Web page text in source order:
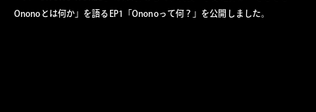
Ononoとは何か」を語るEP1「Ononoって何？」を公開しました。